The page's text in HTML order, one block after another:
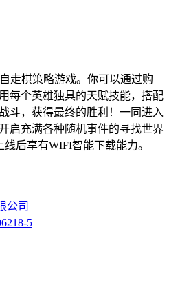
走棋策略游戏。你可以通过购
每个英雄独具的天赋技能，搭配
斗，获得最终的胜利！一同进入
启充满各种随机事件的寻找世界
后享有WIFI智能下载能力。
公司
5